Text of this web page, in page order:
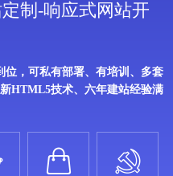
制-响应式网站开
位，可私有部署、有培训、多套
HTML5技术、六年建站经验满
 